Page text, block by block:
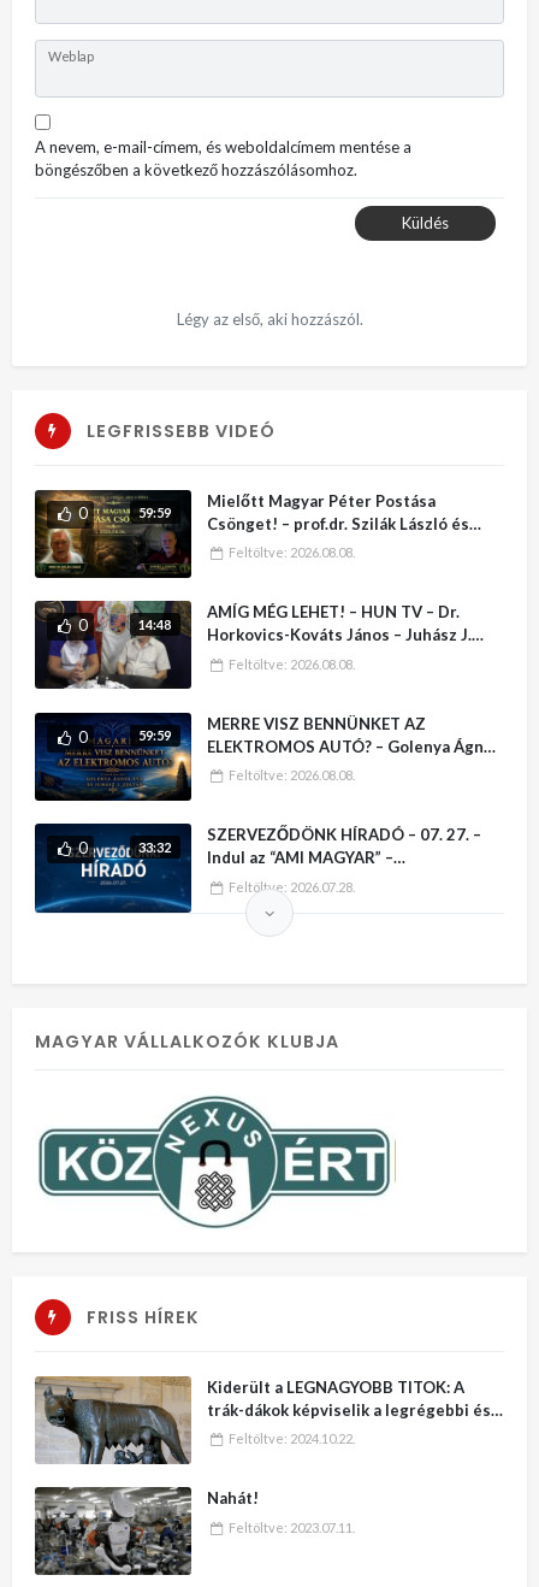
Weblap
A nevem, e-mail-címem, és weboldalcímem mentése a
böngészőben a következő hozzászólásomhoz.
Küldés
Légy az első, aki hozzászól.
LEGFRISSEBB VIDEÓ
59:59
0
Mielőtt Magyar Péter Postása
Csönget! – prof.dr. Szilák László és
Juhász J. Zoltán
Feltöltve: 2026.08.08.
14:48
0
AMÍG MÉG LEHET! – HUN TV – Dr.
Horkovics-Kováts János – Juhász J.
Zoltán
Feltöltve: 2026.08.08.
59:59
0
MERRE VISZ BENNÜNKET AZ
ELEKTROMOS AUTÓ? – Golenya Ágnes
Éva sorozata
Feltöltve: 2026.08.08.
33:32
0
SZERVEZŐDÖNK HÍRADÓ – 07. 27. –
Indul az “AMI MAGYAR” –
VÁLLALKOZÓI KATALÓGUS
Feltöltve: 2026.07.28.
MAGYAR VÁLLALKOZÓK KLUBJA
FRISS HÍREK
Kiderült a LEGNAGYOBB TITOK: A
trák-dákok képviselik a legrégebbi és
legmagasabb kultúrát a Földön – No,
Feltöltve: 2024.10.22.
Nahát!
Feltöltve: 2023.07.11.